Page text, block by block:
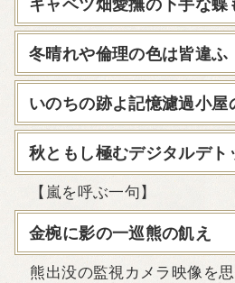
冬晴れや倫理の色は皆違ふ
いのちの跡よ記憶濾過小屋
秋ともし極むデジタルデト
【嵐を呼ぶ一句】
金椀に影の一巡熊の飢え
熊出没の監視カメラ映像を